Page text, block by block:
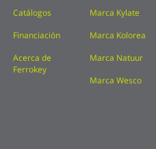
Catálogos
Financiación
Acerca de
Ferrokey
Marca Kylate
Marca Kolorea
Marca Natuur
Marca Wesco